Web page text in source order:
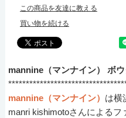
この商品を友達に教える
買い物を続ける
mannine（マンナイン） ボ
mannine（マンナイン） は横
manri kishimotoさんによるフ